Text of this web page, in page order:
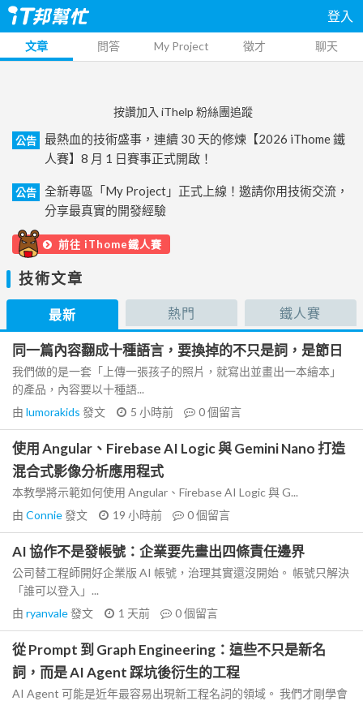
登入
文章 問答 My Project 徵才 聊天
按讚加入 iThelp 粉絲團追蹤
公告
最熱血的技術盛事，連續 30 天的修煉【2026 iThome 鐵
人賽】8 月 1 日賽事正式開啟！
公告
全新專區「My Project」正式上線！邀請你用技術交流，
分享最真實的開發經驗
前往 iThome鐵人賽
技術文章
最新 熱門 鐵人賽
同一篇內容翻成十種語言，要換掉的不只是詞，是節日
我們做的是一套「上傳一張孩子的照片，就寫出並畫出一本繪本」
的產品，內容要以十種語...
由 lumorakids 發文 5 小時前 0個留言
使用 Angular、Firebase AI Logic 與 Gemini Nano 打造
混合式影像分析應用程式
本教學將示範如何使用 Angular、Firebase AI Logic 與 G...
由 Connie發文 19 小時前 0個留言
AI 協作不是發帳號：企業要先畫出四條責任邊界
公司替工程師開好企業版 AI 帳號，治理其實還沒開始。 帳號只解決
「誰可以登入」...
由 ryanvale發文 1 天前 0個留言
從 Prompt 到 Graph Engineering：這些不只是新名
詞，而是 AI Agent 踩坑後衍生的工程
AI Agent 可能是近年最容易出現新工程名詞的領域。 我們才剛學會